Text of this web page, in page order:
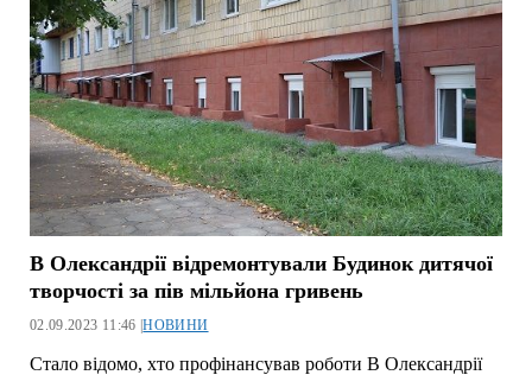
В Олександрії відремонтували Будинок дитячої
творчості за пів мільйона гривень
02.09.2023 11:46 |НОВИНИ
Стало відомо, хто профінансував роботи В Олександрії